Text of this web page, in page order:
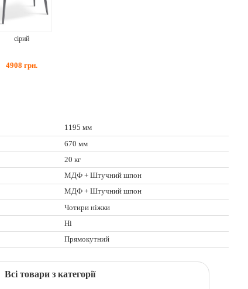
сірий
4908 грн.
1195 мм
670 мм
20 кг
МДФ + Штучний шпон
МДФ + Штучний шпон
Чотири ніжки
Ні
Прямокутний
Всі товари з категорії